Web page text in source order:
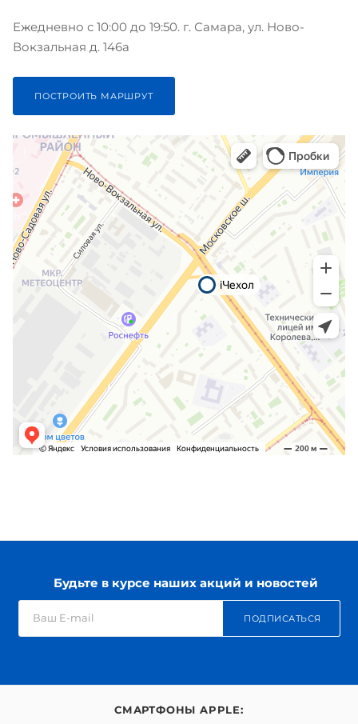
Ежедневно с 10:00 до 19:50. г. Самара, ул. Ново-
Вокзальная д. 146а
ПОСТРОИТЬ МАРШРУТ
Будьте в курсе наших акций и новостей
ПОДПИСАТЬСЯ
СМАРТФОНЫ APPLE: